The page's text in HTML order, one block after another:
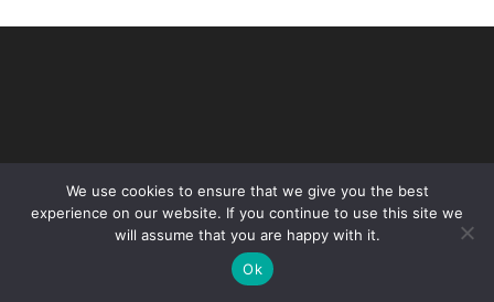
Copyright - WordPress Theme by OceanWP
We use cookies to ensure that we give you the best
experience on our website. If you continue to use this site we
will assume that you are happy with it.
Ok